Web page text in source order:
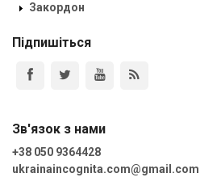
Закордон
Підпишіться
Зв'язок з нами
+38 050 9364428
ukrainaincognita.com@gmail.com